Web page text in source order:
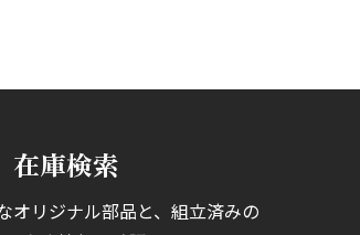
在庫検索
オリジナル部品と、組立済みの